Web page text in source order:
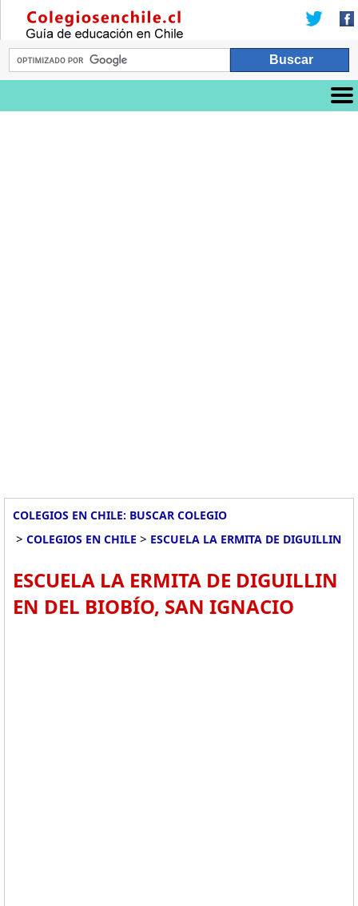
COLEGIOS EN CHILE: BUSCAR COLEGIO
> COLEGIOS EN CHILE > ESCUELA LA ERMITA DE DIGUILLIN
ESCUELA LA ERMITA DE DIGUILLIN
EN DEL BIOBÍO, SAN IGNACIO